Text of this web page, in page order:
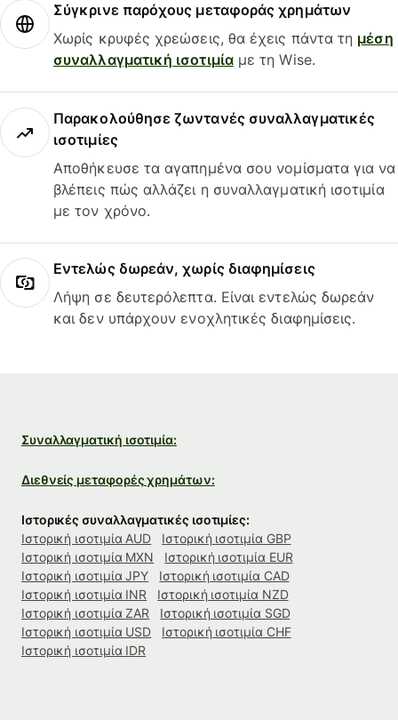
Σύγκρινε παρόχους μεταφοράς χρημάτων
Χωρίς κρυφές χρεώσεις, θα έχεις πάντα τη μέση
συναλλαγματική ισοτιμίαμε τη Wise.
Παρακολούθησε ζωντανές συναλλαγματικές
ισοτιμίες
Αποθήκευσε τα αγαπημένα σου νομίσματα για να
βλέπεις πώς αλλάζει η συναλλαγματική ισοτιμία
με τον χρόνο.
Εντελώς δωρεάν, χωρίς διαφημίσεις
Λήψη σε δευτερόλεπτα. Είναι εντελώς δωρεάν
και δεν υπάρχουν ενοχλητικές διαφημίσεις.
Συναλλαγματική ισοτιμία:
Διεθνείς μεταφορές χρημάτων:
Ιστορικές συναλλαγματικές ισοτιμίες:
Ιστορική ισοτιμία AUD
Ιστορική ισοτιμία GBP
Ιστορική ισοτιμία MXN
Ιστορική ισοτιμία EUR
Ιστορική ισοτιμία JPY
Ιστορική ισοτιμία CAD
Ιστορική ισοτιμία INR
Ιστορική ισοτιμία NZD
Ιστορική ισοτιμία ZAR
Ιστορική ισοτιμία SGD
Ιστορική ισοτιμία USD
Ιστορική ισοτιμία CHF
Ιστορική ισοτιμία IDR